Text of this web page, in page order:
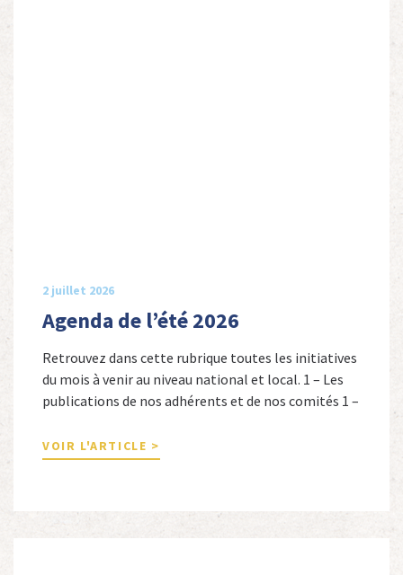
2 juillet 2026
Agenda de l’été 2026
Retrouvez dans cette rubrique toutes les initiatives
du mois à venir au niveau national et local. 1 – Les
publications de nos adhérents et de nos comités 1 –
Cordeboeuf, Christophe Touron et Agnès Dioné,
Nouvelles Sources Éditions, 2026. Ils venaient
autres […]
VOIR L'ARTICLE >